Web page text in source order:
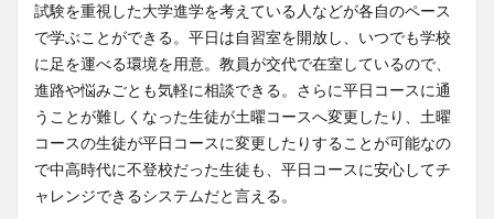
試験を重視した大学進学を考えている人などが各自のペース
で学ぶことができる。平日は自習室を開放し、いつでも学校
に足を運べる環境を用意。教員が交代で在室しているので、
進路や悩みごとも気軽に相談できる。さらに平日コースに通
うことが難しくなった生徒が土曜コースへ変更したり、土曜
コースの生徒が平日コースに変更したりすることが可能なの
で中高時代に不登校だった生徒も、平日コースに安心してチ
ャレンジできるシステムだと言える。